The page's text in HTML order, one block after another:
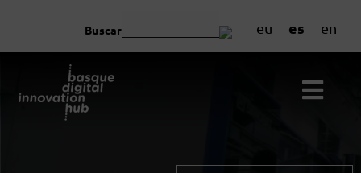
eu es en
Buscar